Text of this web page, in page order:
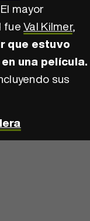
mayor
fueVal Kilmer,
que estuvo
una película.
sus